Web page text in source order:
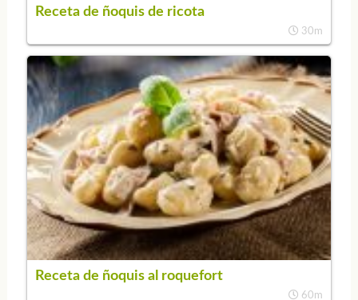
Receta de ñoquis de ricota
30m
Receta de ñoquis al roquefort
60m